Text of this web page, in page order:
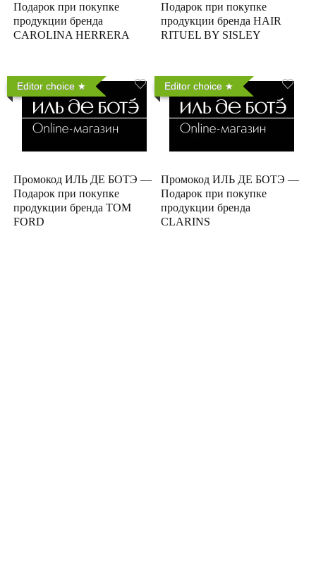
Подарок при покупке
продукции бренда
CAROLINA HERRERA
Подарок при покупке
продукции бренда HAIR
RITUEL BY SISLEY
Editor choice
Промокод ИЛЬ ДЕ БОТЭ —
Подарок при покупке
продукции бренда TOM
FORD
Editor choice
Промокод ИЛЬ ДЕ БОТЭ —
Подарок при покупке
продукции бренда
CLARINS